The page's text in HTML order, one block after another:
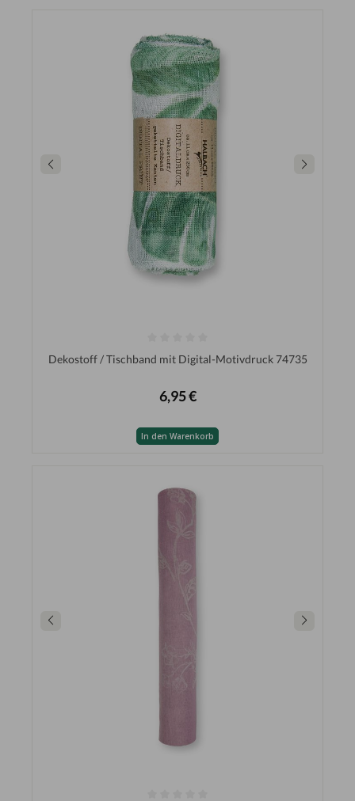
Dekostoff / Tischband mit Digital-Motivdruck 74735
6,95 €
In den Warenkorb